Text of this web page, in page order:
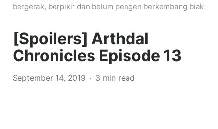
bergerak, berpikir dan belum pengen berkembang biak
[Spoilers] Arthdal
Chronicles Episode 13
September 14, 2019 3 min read